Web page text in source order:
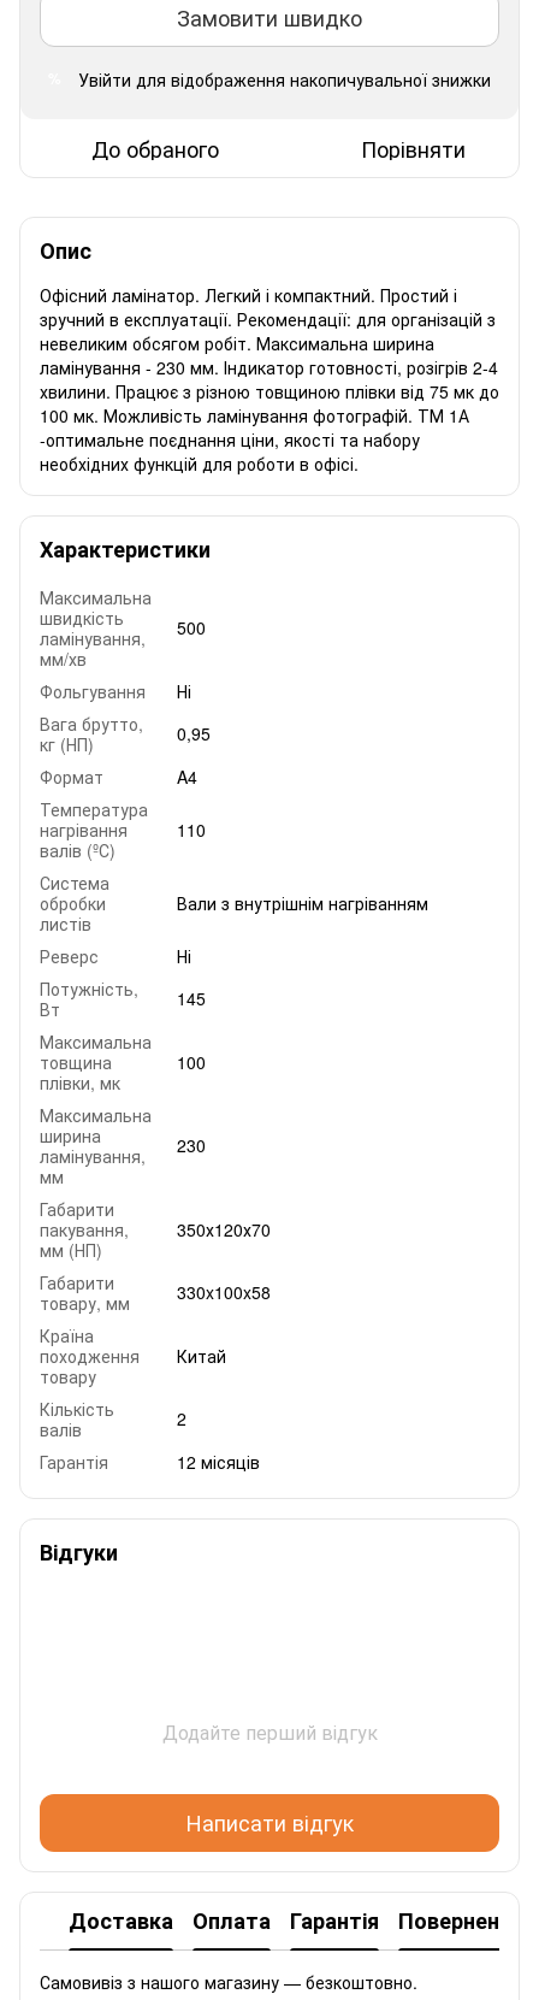
Замовити швидко
Увійти для відображення накопичувальної знижки
До обраного Порівняти
Опис
Офісний ламінатор. Легкий і компактний. Простий і
зручний в експлуатації. Рекомендації: для організацій з
невеликим обсягом робіт. Максимальна ширина
ламінування - 230 мм. Індикатор готовності, розігрів 2-4
хвилини. Працює з різною товщиною плівки від 75 мк до
100 мк. Можливість ламінування фотографій. ТМ 1А
-оптимальне поєднання ціни, якості та набору
необхідних функцій для роботи в офісі.
Характеристики
Максимальна
швидкість
ламінування,
мм/хв
500
Фольгування
Ні
Вага брутто,
кг (НП)
0,95
Формат
A4
Температура
нагрівання
валів (ºС)
110
Система
обробки
листів
Вали з внутрішнім нагріванням
Реверс
Ні
Потужність,
Вт
145
Максимальна
товщина
плівки, мк
100
Максимальна
ширина
ламінування,
мм
230
Габарити
пакування,
мм (НП)
350х120х70
Габарити
товару, мм
330x100x58
Країна
походження
товару
Китай
Кількість
валів
2
Гарантія
12 місяців
Відгуки
Додайте перший відгук
Написати відгук
Доставка Оплата Гарантія Повернення
Самовивіз з нашого магазину — безкоштовно.